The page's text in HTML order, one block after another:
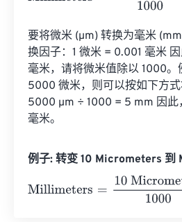
要将微米 (µm) 转换为毫米
换因子：1 微米 = 0.001 毫米
毫米，请将微米值除以 1000
5000 微米，则可以按如下方式
5000 µm ÷ 1000 = 5 mm 因
毫米。
例子: 转变 10 Micrometers
Millimeters
10 Micrometers